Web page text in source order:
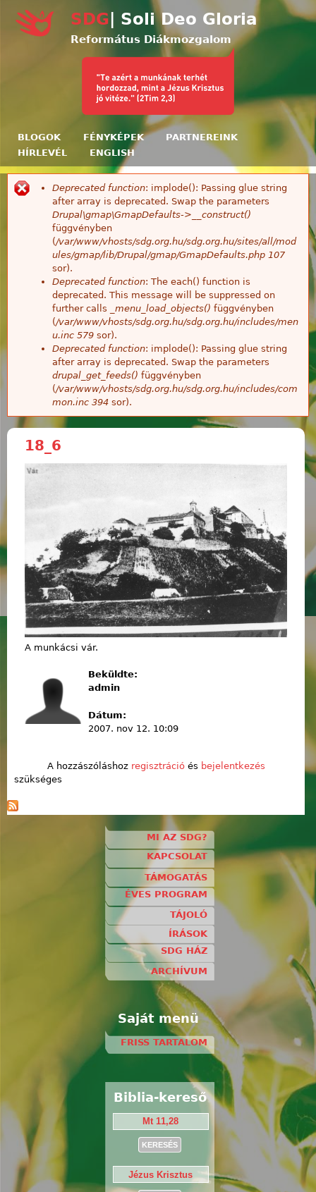
Ugrás a tartalomra
SDG | Soli Deo Gloria
Református Diákmozgalom
BLOGOK FÉNYKÉPEK
PARTNEREINK
HÍRLEVÉL
ENGLISH
Hibaüzenet
Deprecated function: implode(): Passing glue string
after array is deprecated. Swap the parameters
Drupal\gmap\GmapDefaults->__construct()
függvényben
(/var/www/vhosts/sdg.org.hu/sdg.org.hu/sites/all/mod
ules/gmap/lib/Drupal/gmap/GmapDefaults.php 107
sor).
Deprecated function: The each() function is
deprecated. This message will be suppressed on
further calls
_menu_load_objects() függvényben
(/var/www/vhosts/sdg.org.hu/sdg.org.hu/includes/men
u.inc 579 sor).
Deprecated function: implode(): Passing glue string
after array is deprecated. Swap the parameters
drupal_get_feeds() függvényben
(/var/www/vhosts/sdg.org.hu/sdg.org.hu/includes/com
mon.inc 394 sor).
18_6
A munkácsi vár.
Beküldte:
admin
Dátum:
2007. nov 12. 10:09
A hozzászóláshoz regisztrációés bejelentkezés
szükséges
MI AZ SDG?
KAPCSOLAT
TÁMOGATÁS
ÉVES PROGRAM
TÁJOLÓ
ÍRÁSOK
SDG HÁZ
ARCHÍVUM
Saját menü
FRISS TARTALOM
Biblia-kereső